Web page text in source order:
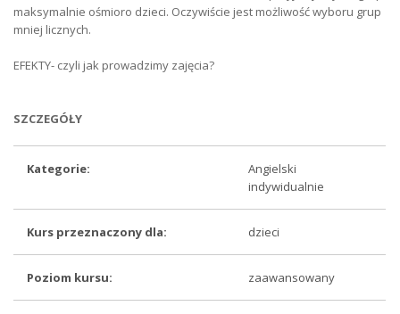
maksymalnie ośmioro dzieci. Oczywiście jest możliwość wyboru grup
mniej licznych.
EFEKTY- czyli jak prowadzimy zajęcia?
SZCZEGÓŁY
Kategorie:
Angielski
indywidualnie
Kurs przeznaczony dla: dzieci
Poziom kursu: zaawansowany